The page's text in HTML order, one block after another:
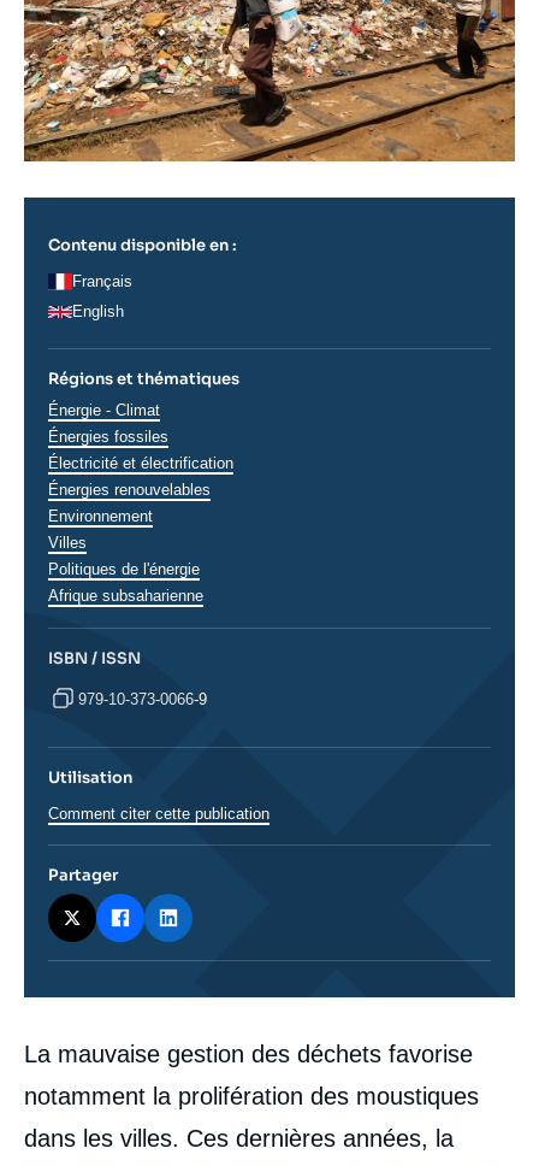
Corps
analyses
La mauvaise gestion des déchets favorise
notamment la prolifération des moustiques
dans les villes. Ces dernières années, la
Contenu disponible en :
Français
English
Régions et thématiques
Thématiques
analyses
Énergie - Climat
Énergies fossiles
Électricité et électrification
Énergies renouvelables
Environnement
Villes
Politiques de l'énergie
Régions
Afrique subsaharienne
ISBN / ISSN
979-10-373-0066-9
Utilisation
Comment citer cette publication
Partager